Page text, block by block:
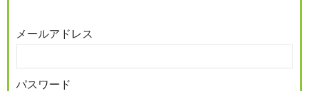
メールアドレス
パスワード